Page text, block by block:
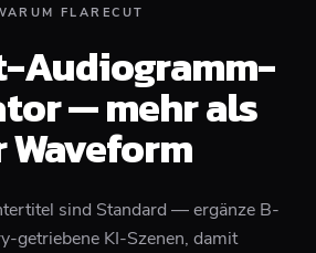
FLARECUT
Audiogramm-
— mehr als
Waveform
sind Standard — ergänze B-
getriebene KI-Szenen, damit